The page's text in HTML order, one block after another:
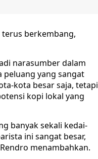
berkembang,
narasumber dalam
yang sangat
kota besar saja, tetapi
kopi lokal yang
banyak sekali kedai-
ini sangat besar,
menambahkan.